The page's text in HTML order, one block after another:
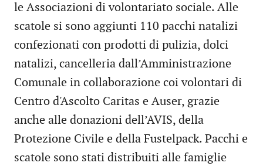
le Associazioni di volontariato sociale. Alle
scatole si sono aggiunti 110 pacchi natalizi
confezionati con prodotti di pulizia, dolci
natalizi, cancelleria dall’Amministrazione
Comunale in collaborazione coi volontari di
Centro d'Ascolto Caritas e Auser, grazie
anche alle donazioni dell’AVIS, della
Protezione Civile e della Fustelpack. Pacchi e
scatole sono stati distribuiti alle famiglie